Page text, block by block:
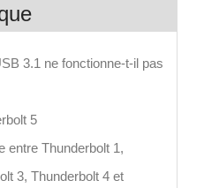
3.1 ne fonctionne-t-il pas
5
entre Thunderbolt 1,
3, Thunderbolt 4 et